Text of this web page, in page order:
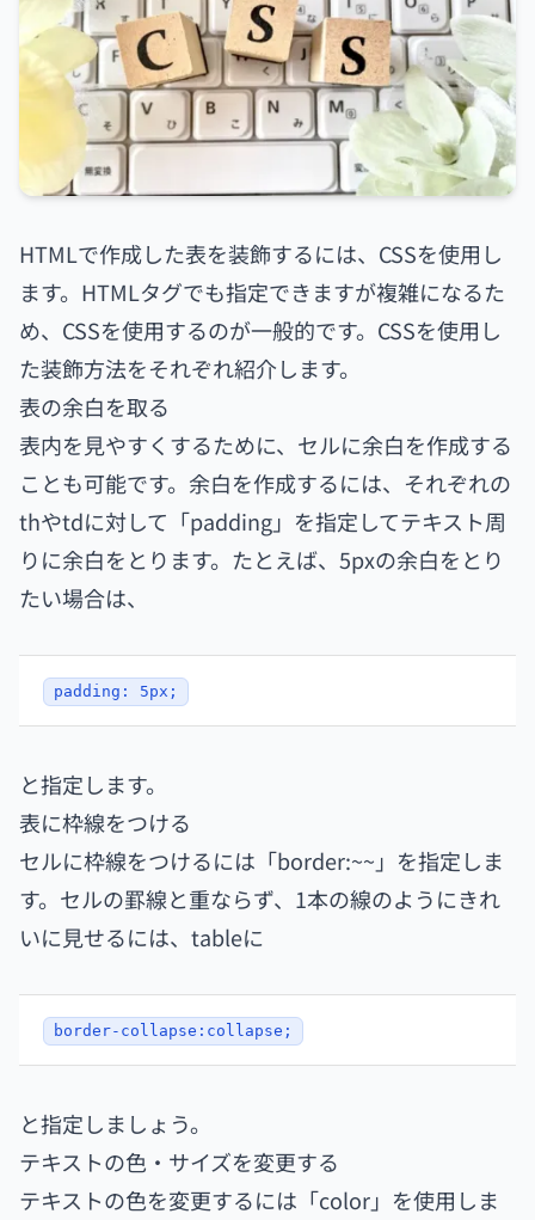
HTMLで作成した表を装飾するには、CSSを使用し
ます。HTMLタグでも指定できますが複雑になるた
め、CSSを使用するのが一般的です。CSSを使用し
た装飾方法をそれぞれ紹介します。
表の余白を取る
表内を見やすくするために、セルに余白を作成する
ことも可能です。余白を作成するには、それぞれの
thやtdに対して「padding」を指定してテキスト周
りに余白をとります。たとえば、5pxの余白をとり
たい場合は、
padding: 5px;
と指定します。
表に枠線をつける
セルに枠線をつけるには「border:~~」を指定しま
す。セルの罫線と重ならず、1本の線のようにきれ
いに見せるには、tableに
border-collapse:collapse;
と指定しましょう。
テキストの色・サイズを変更する
テキストの色を変更するには「color」を使用しま